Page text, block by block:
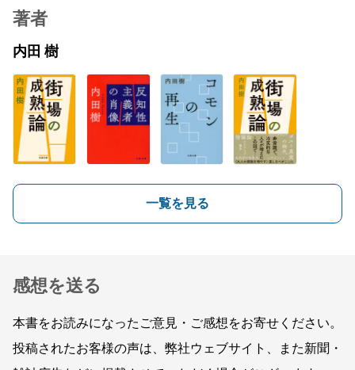
著者
内田 樹
一覧を見る
感想を送る
本書をお読みになったご意見・ご感想をお寄せください。
投稿されたお客様の声は、弊社ウェブサイト、また新聞・